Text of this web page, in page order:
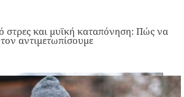
στρες και μυϊκή καταπόνηση: Πώς να
τον αντιμετωπίσουμε